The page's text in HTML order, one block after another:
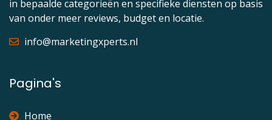
in bepaalde categorieën en specifieke diensten op basis
van onder meer reviews, budget en locatie.
info@marketingxperts.nl
Pagina's
Home